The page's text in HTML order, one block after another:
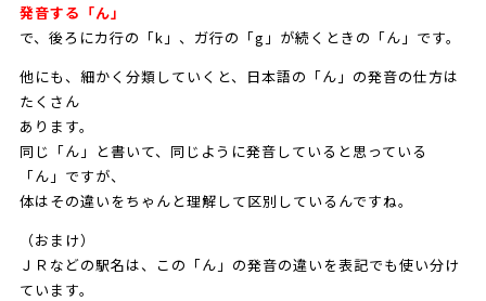
発音する「ん」
で、後ろにカ行の「k」、ガ行の「g」が続くときの「ん」です。
他にも、細かく分類していくと、日本語の「ん」の発音の仕方は
たくさん
あります。
同じ「ん」と書いて、同じように発音していると思っている
「ん」ですが、
体はその違いをちゃんと理解して区別しているんですね。
（おまけ）
ＪＲなどの駅名は、この「ん」の発音の違いを表記でも使い分け
ています。